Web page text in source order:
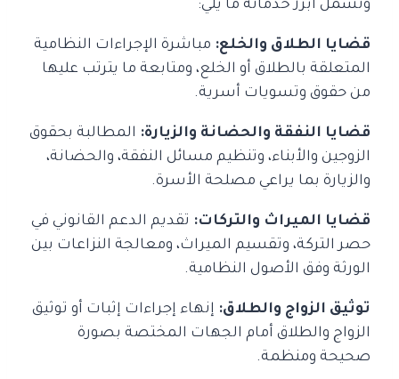
وتشمل أبرز خدماته ما يلي:
قضايا الطلاق والخلع: مباشرة الإجراءات النظامية
المتعلقة بالطلاق أو الخلع، ومتابعة ما يترتب عليها
من حقوق وتسويات أسرية.
قضايا النفقة والحضانة والزيارة: المطالبة بحقوق
الزوجين والأبناء، وتنظيم مسائل النفقة، والحضانة،
والزيارة بما يراعي مصلحة الأسرة.
قضايا الميراث والتركات: تقديم الدعم القانوني في
حصر التركة، وتقسيم الميراث، ومعالجة النزاعات بين
الورثة وفق الأصول النظامية.
توثيق الزواج والطلاق: إنهاء إجراءات إثبات أو توثيق
الزواج والطلاق أمام الجهات المختصة بصورة
صحيحة ومنظمة.